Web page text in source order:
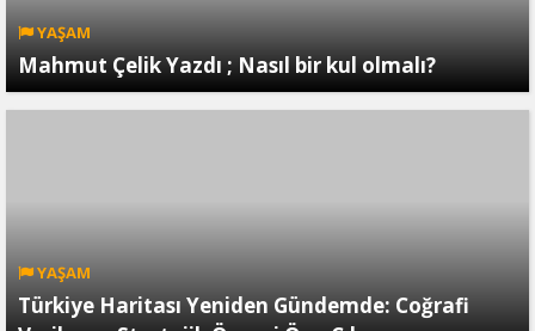
YAŞAM
Mahmut Çelik Yazdı ; Nasıl bir kul olmalı?
YAŞAM
Türkiye Haritası Yeniden Gündemde: Coğrafi